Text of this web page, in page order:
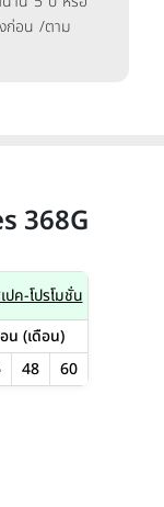
ก่อน /ตาม
368G
ปค-โปรโมชั่น
น (เดือน)
48 60